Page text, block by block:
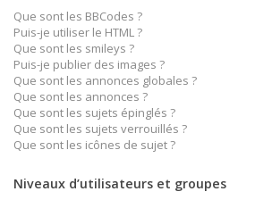
Que sont les BBCodes ?
Puis-je utiliser le HTML ?
Que sont les smileys ?
Puis-je publier des images ?
Que sont les annonces globales ?
Que sont les annonces ?
Que sont les sujets épinglés ?
Que sont les sujets verrouillés ?
Que sont les icônes de sujet ?
Niveaux d’utilisateurs et groupes